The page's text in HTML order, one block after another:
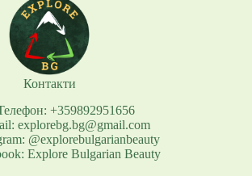
Контакти
+359892951656
explorebg.bg@gmail.com
@explorebulgarianbeauty
Explore Bulgarian Beauty